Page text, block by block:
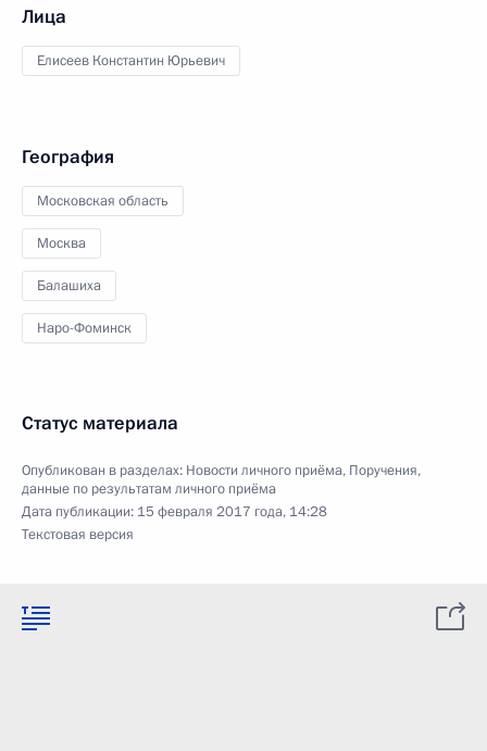
Лица
Елисеев Константин Юрьевич
География
Московская область
Москва
Балашиха
Наро-Фоминск
Статус материала
Опубликован в разделах: Новости личного приёма, Поручения,
данные по результатам личного приёма
Дата публикации: 15 февраля 2017 года, 14:28
Текстовая версия